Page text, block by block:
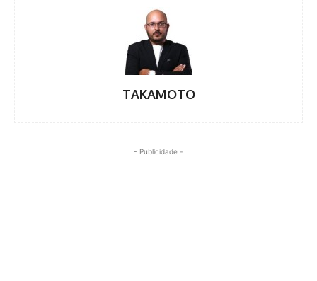
TAKAMOTO
- Publicidade -